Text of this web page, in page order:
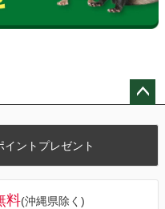
へ
イントプレゼント
料(沖縄県除く)